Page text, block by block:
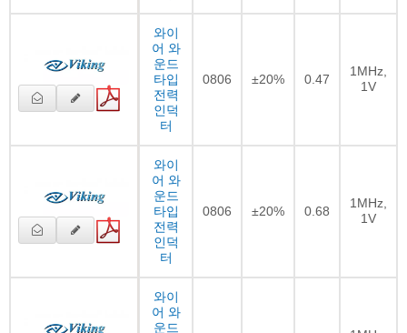
와이
어 와
운드
타입
전력
인덕
터
0806 ±20% 0.47
1MHz,
1V
와이
어 와
운드
타입
전력
인덕
터
0806 ±20% 0.68
1MHz,
1V
와이
어 와
운드